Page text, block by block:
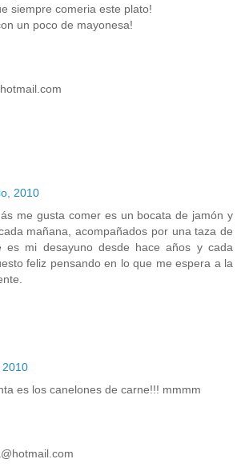
siempre comeria este plato!
un poco de mayonesa!
2010
me gusta comer es un bocata de jamón y
mañana, acompañados por una taza de
es mi desayuno desde hace años y cada
feliz pensando en lo que me espera a la
2010
es los canelones de carne!!! mmmm